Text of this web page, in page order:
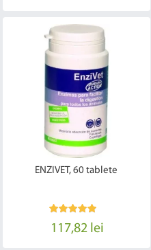
ENZIVET, 60 tablete
117,82 lei